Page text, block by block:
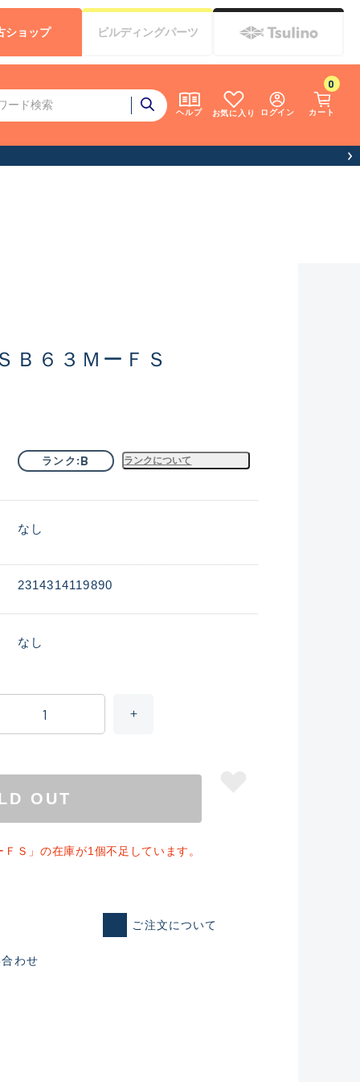
ヘルプ お気に入り ログイン カート
0
ショップ ビルディングパーツ
れた未使用
Ｂ６３ＭーＦＳ
ランク B ランクについて
なし
2314314119890
なし
OUT
Ｓ」の在庫が1個不足しています。
ご注文について
わせ